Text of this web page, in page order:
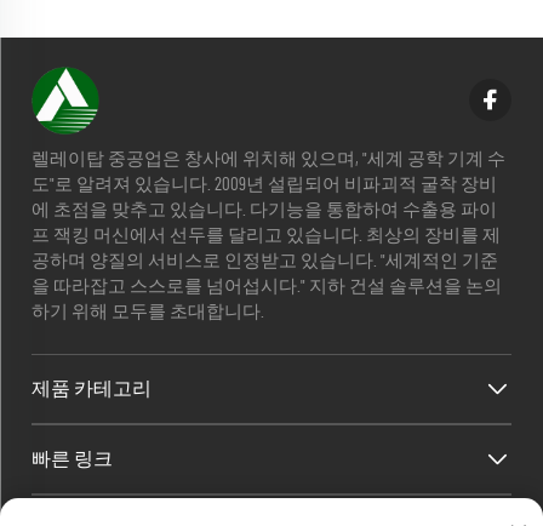
렐레이탑 중공업은 창사에 위치해 있으며, "세계 공학 기계 수
도"로 알려져 있습니다. 2009년 설립되어 비파괴적 굴착 장비
에 초점을 맞추고 있습니다. 다기능을 통합하여 수출용 파이
프 잭킹 머신에서 선두를 달리고 있습니다. 최상의 장비를 제
공하며 양질의 서비스로 인정받고 있습니다. "세계적인 기준
을 따라잡고 스스로를 넘어섭시다." 지하 건설 솔루션을 논의
하기 위해 모두를 초대합니다.
제품 카테고리
빠른 링크